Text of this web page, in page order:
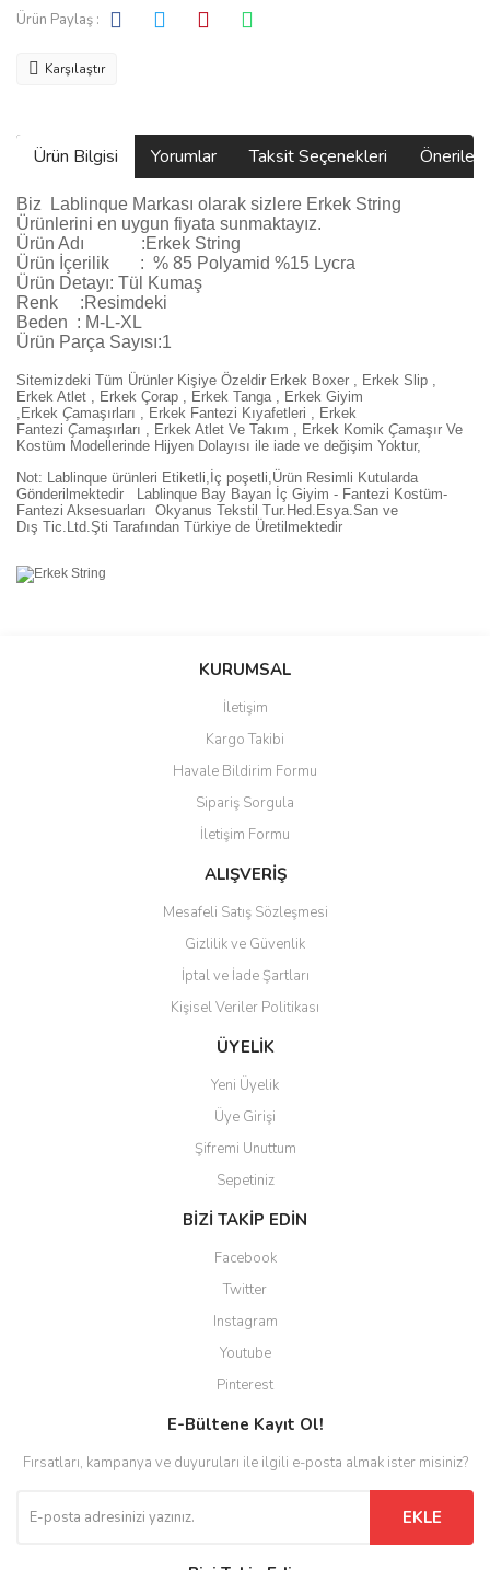
Ürün Paylaş :
Karşılaştır
Ürün Bilgisi Yorumlar Taksit Seçenekleri
Biz Lablinque Markası olarak sizlere Erkek String
Ürünlerini en uygun fiyata sunmaktayız.
Ürün Adı :Erkek String
Ürün İçerilik : % 85 Polyamid %15 Lycra
Ürün Detayı: Tül Kumaş
Renk :Resimdeki
Beden : M-L-XL
Ürün Parça Sayısı:1
Sitemizdeki Tüm Ürünler Kişiye Özeldir Erkek Boxer , Erkek Slip ,
Erkek Atlet , Erkek Çorap , Erkek Tanga , Erkek Giyim
, Erkek Çamaşırları , Erkek Fantezi Kıyafetleri , Erkek
Fantezi Çamaşırları , Erkek Atlet Ve Takım , Erkek Komik Çamaşır Ve
Kostüm Modellerinde Hijyen Dolayısı ile iade ve değişim Yoktur,
Not: Lablinque ürünleri Etiketli,İç poşetli,Ürün Resimli Kutularda
Gönderilmektedir
Lablinque Bay Bayan ç Giyim - Fantezi Kostüm-
Fantezi Aksesuarları Okyanus Tekstil Tur.Hed.Esya.San ve
Dış Tic.Ltd.Şti Tarafından Türkiye de Üretilmektedir
Bu ürüne ilk yorumu siz yapın!
Ürün resmi kalitesiz, bozuk veya görüntülenemiyor.
Ürün açıklamasında eksik bilgiler bulunuyor.
Ürün bilgilerinde hatalar bulunuyor.
Ürün fiyatı diğer sitelerden daha pahalı.
Bu ürüne benzer farklı alternatifler olmalı.
Gönder
KURUMSAL
İletişim
Kargo Takibi
Havale Bildirim Formu
Sipariş Sorgula
İletişim Formu
ALIŞVERİŞ
Mesafeli Satış Sözleşmesi
Gizlilik ve Güvenlik
İptal ve İade Şartları
Kişisel Veriler Politikası
ÜYELİK
Yeni Üyelik
Üye Girişi
Şifremi Unuttum
Sepetiniz
BİZİ TAKİP EDİN
Facebook
Twitter
Instagram
Youtube
Pinterest
E-Bültene Kayıt Ol!
Fırsatları, kampanya ve duyuruları ile ilgili e-posta almak ister misiniz?
EKLE